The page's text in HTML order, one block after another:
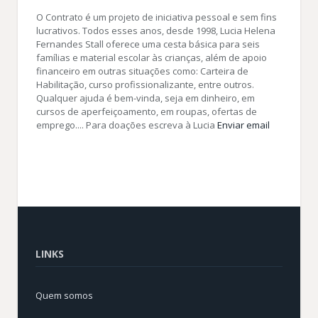
O Contrato é um projeto de iniciativa pessoal e sem fins
lucrativos. Todos esses anos, desde 1998, Lucia Helena
Fernandes Stall oferece uma cesta básica para seis
famílias e material escolar às crianças, além de apoio
financeiro em outras situações como: Carteira de
Habilitação, curso profissionalizante, entre outros.
Qualquer ajuda é bem-vinda, seja em dinheiro, em
cursos de aperfeiçoamento, em roupas, ofertas de
emprego.... Para doações escreva à Lucia Enviar email
LINKS
Quem somos